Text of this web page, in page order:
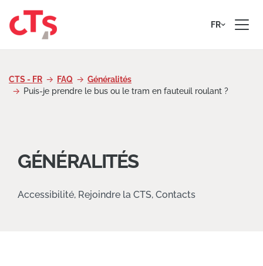
FR
CTS - FR FAQ
Généralités
Puis-je prendre le bus ou le tram en fauteuil roulant ?
GÉNÉRALITÉS
Accessibilité, Rejoindre la CTS, Contacts